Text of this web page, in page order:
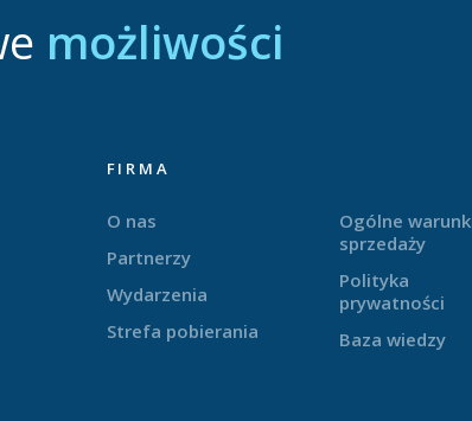
możliwości
FIRMA
O nas
Partnerzy
Wydarzenia
Strefa pobierania
Ogólne
sprzedaży
Polityka
prywatności
Baza wiedzy